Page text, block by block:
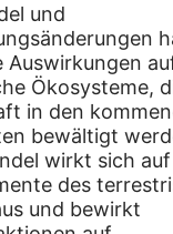
und
Auswirkungen
Ökosysteme,
in den
bewältigt
wirkt sich
des
und bewirkt